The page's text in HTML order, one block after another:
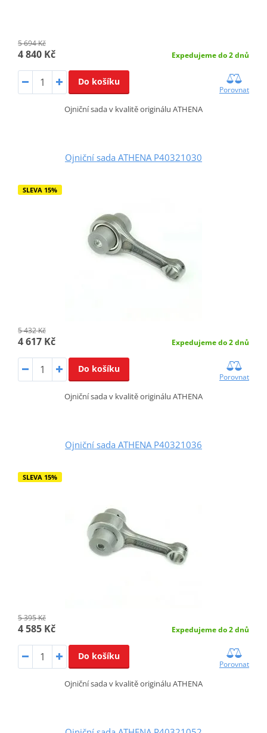
5 694 Kč
4 840 Kč Expedujeme do 2 dnů
Do košíku
Porovnat
Ojniční sada v kvalitě originálu ATHENA
Ojniční sada ATHENA P40321030
SLEVA 15%
5 432 Kč
4 617 Kč Expedujeme do 2 dnů
Do košíku
Porovnat
Ojniční sada v kvalitě originálu ATHENA
Ojniční sada ATHENA P40321036
SLEVA 15%
5 395 Kč
4 585 Kč Expedujeme do 2 dnů
Do košíku
Porovnat
Ojniční sada v kvalitě originálu ATHENA